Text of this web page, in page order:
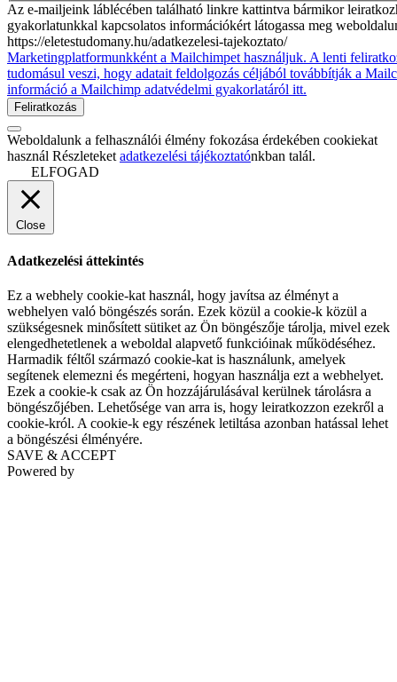
Az e-mailjeink láblécében található linkre kattintva bármikor
gyakorlatunkkal kapcsolatos információkért látogassa meg
https://eletestudomany.hu/adatkezelesi-tajekoztato/
Marketingplatformunkként a Mailchimpet használjuk. A lenti
tudomásul veszi, hogy adatait feldolgozás céljából továbbítják a
információ a Mailchimp adatvédelmi gyakorlatáról itt.
Weboldalunk a felhasználói élmény fokozása érdekében cookiekat
használ Részleteket adatkezelési tájékoztatónkban talál.
ELFOGAD
Close
Adatkezelési áttekintés
Ez a webhely cookie-kat használ, hogy javítsa az élményt a
webhelyen való böngészés során. Ezek közül a cookie-k közül a
szükségesnek minősített sütiket az Ön böngészője tárolja, mivel ezek
elengedhetetlenek a weboldal alapvető funkcióinak működéséhez.
Harmadik féltől származó cookie-kat is használunk, amelyek
segítenek elemezni és megérteni, hogyan használja ezt a webhelyet.
Ezek a cookie-k csak az Ön hozzájárulásával kerülnek tárolásra a
böngészőjében. Lehetősége van arra is, hogy leiratkozzon ezekről a
cookie-król. A cookie-k egy részének letiltása azonban hatással lehet
a böngészési élményére.
SAVE & ACCEPT
Powered by